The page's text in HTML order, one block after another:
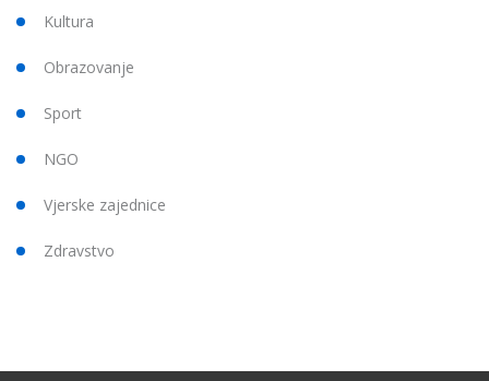
Kultura
Obrazovanje
Sport
NGO
Vjerske zajednice
Zdravstvo